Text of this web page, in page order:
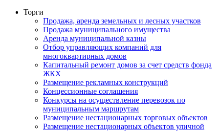
Торги
Продажа, аренда земельных и лесных участков
Продажа муниципального имущества
Аренда муниципальной казны
Отбор управляющих компаний для
многоквартирных домов
Капитальный ремонт домов за счет средств фонда
ЖКХ
Размещение рекламных конструкций
Концессионные соглашения
Конкурсы на осуществление перевозок по
муниципальным маршрутам
Размещение нестационарных торговых объектов
Размещение нестационарных объектов уличной